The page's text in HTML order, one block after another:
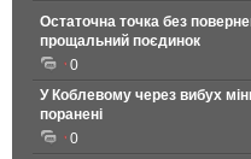
Остаточна точка без
прощальний поєдинок
0
У Коблевому через вибух
поранені
0